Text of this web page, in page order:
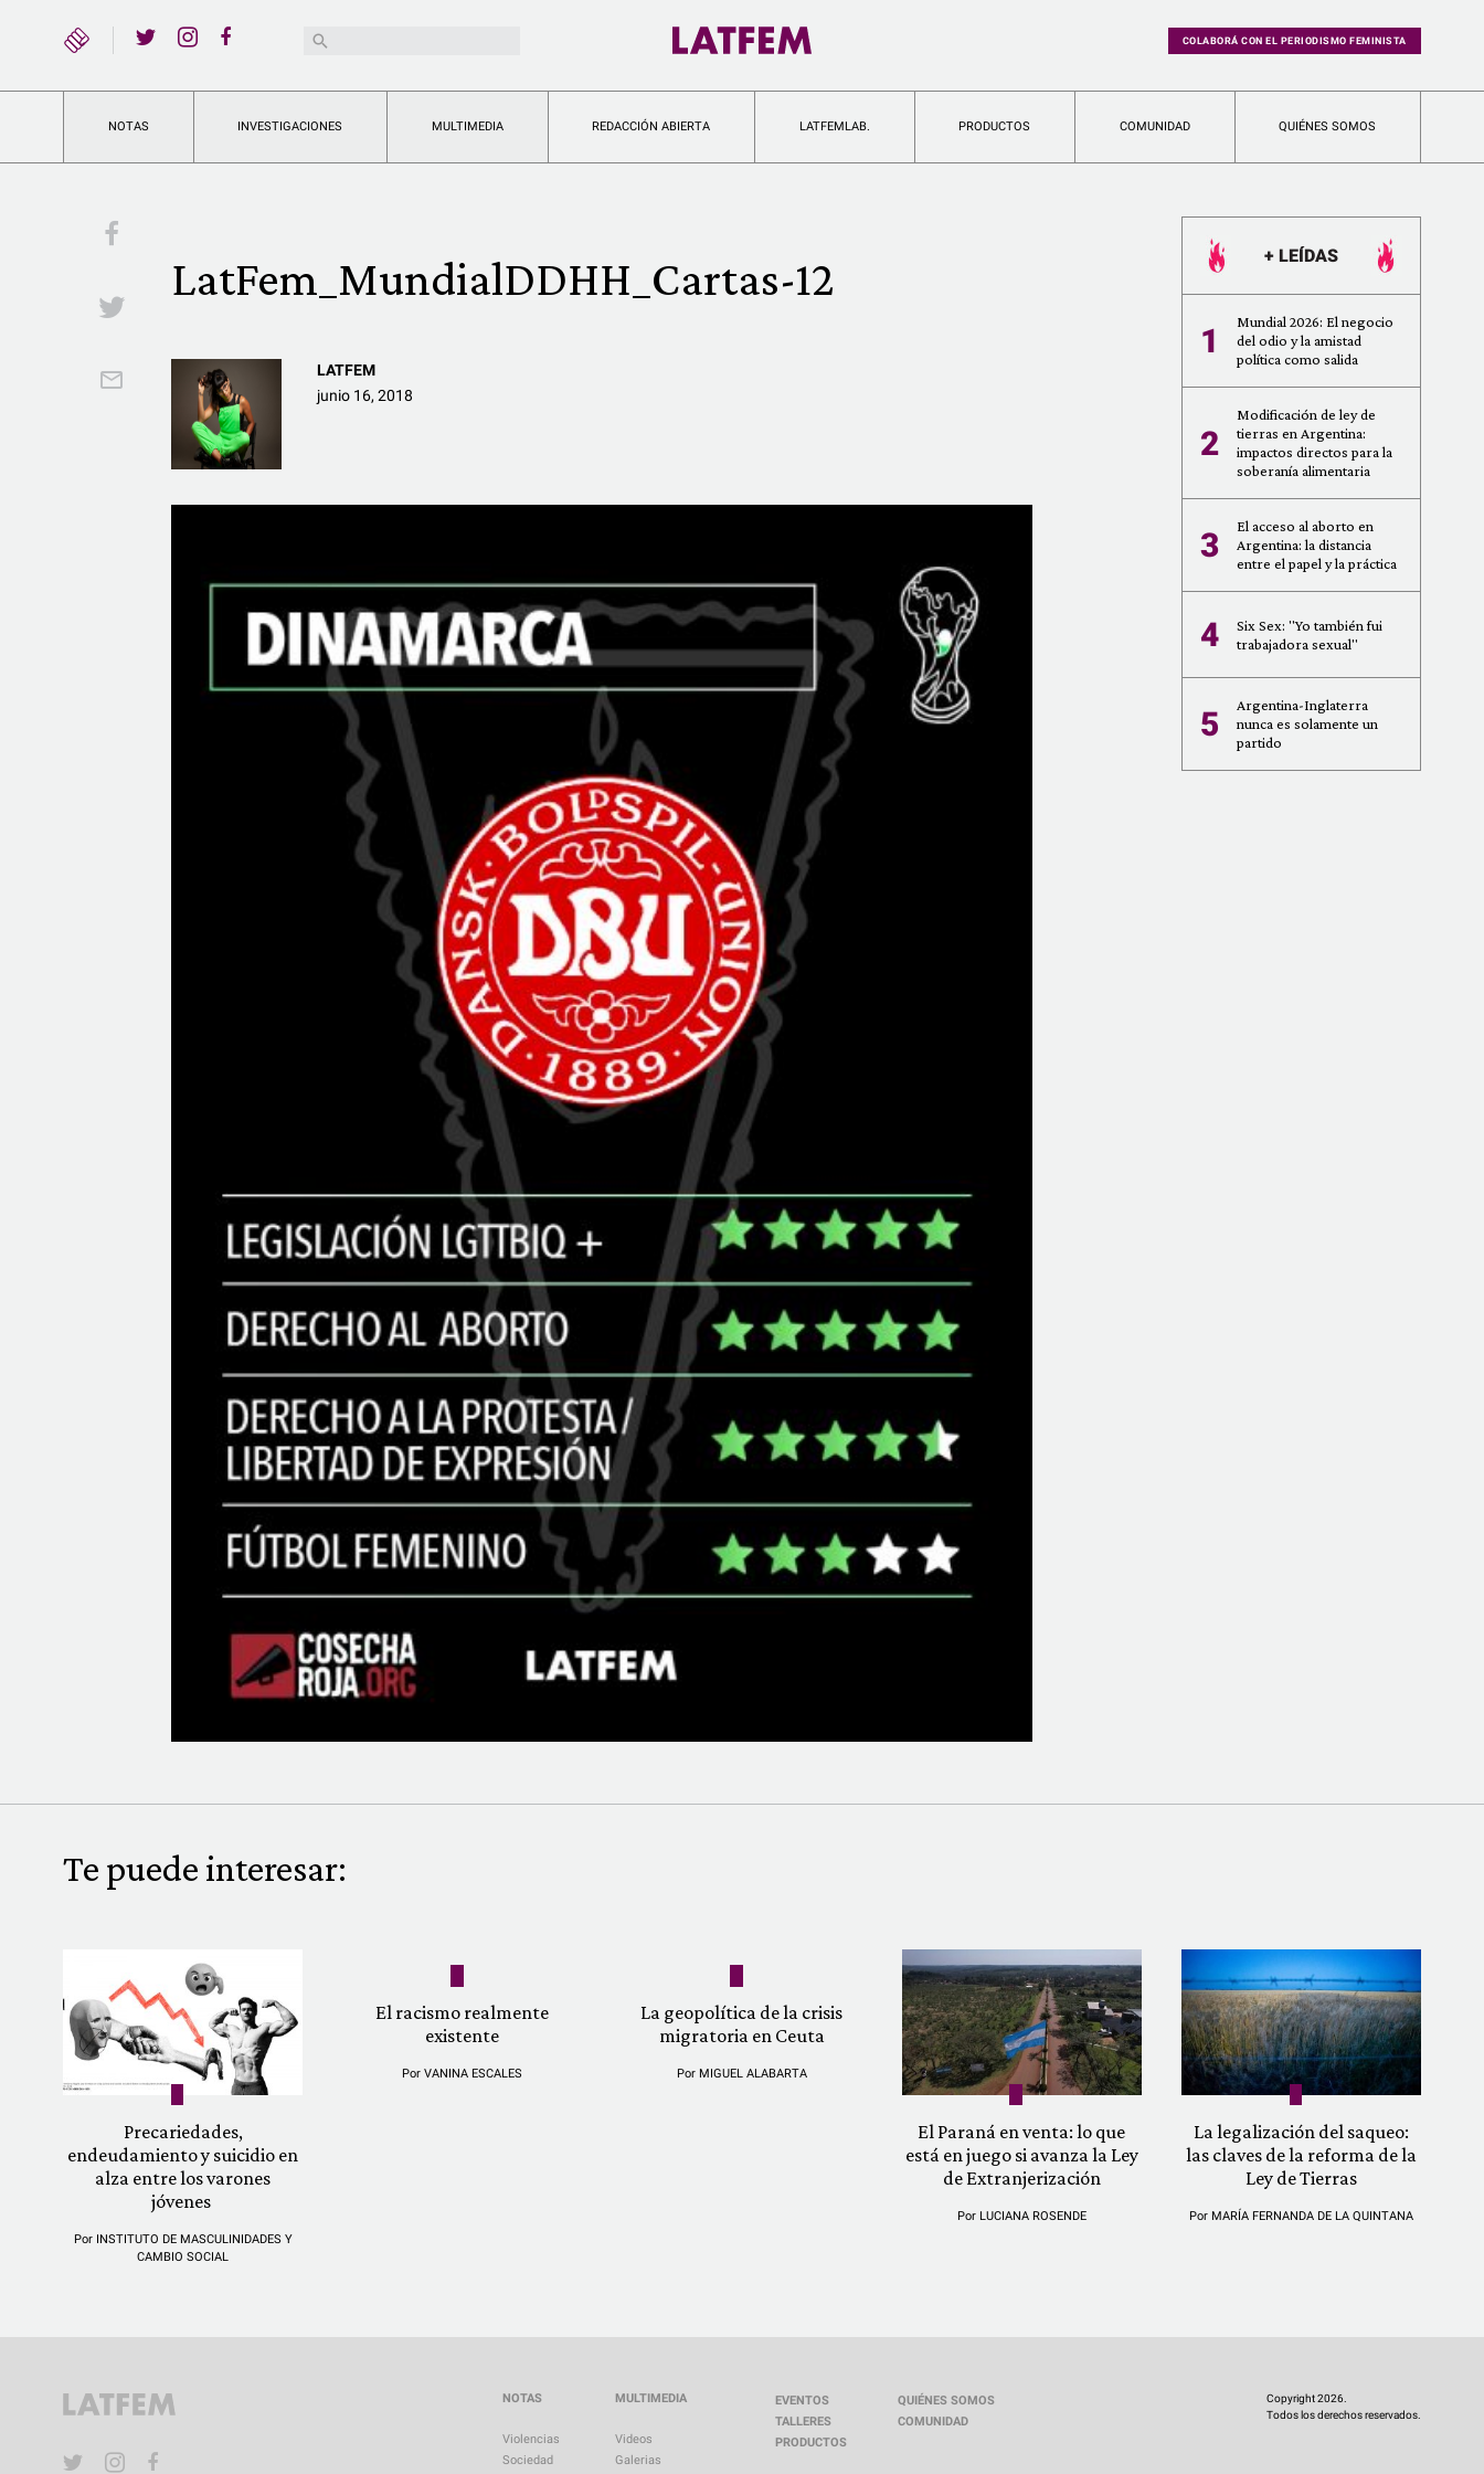
YouTubeBuscar: COLABORÁ CON EL PERIODISMO FEMINISTA
NOTAS INVESTIGACIONES MULTIMEDIA REDACCIÓN ABIERTA LATFEMLAB. PRODUCTOS COMUNIDAD QUIÉNES SOMOS
LatFem_MundialDDHH_Cartas-12
LATFEM
junio 16, 2018
+ LEÍDAS
1
Mundial 2026: El negocio
del odio y la amistad
política como salida
2
Modificación de ley de
tierras en Argentina:
impactos directos para la
soberanía alimentaria
3
El acceso al aborto en
Argentina: la distancia
entre el papel y la práctica
4
Six Sex: "Yo también fui
trabajadora sexual"
5
Argentina-Inglaterra
nunca es solamente un
partido
Te puede interesar:
Precariedades,
endeudamiento y suicidio en
alza entre los varones
jóvenes
Por INSTITUTO DE MASCULINIDADES Y
CAMBIO SOCIAL
El racismo realmente
existente
PorVANINA ESCALES
La geopolítica de la crisis
migratoria en Ceuta
Por MIGUEL ALABARTA
El Paraná en venta: lo que
está en juego si avanza la Ley
de Extranjerización
Por LUCIANA ROSENDE
La legalización del saqueo:
las claves de la reforma de la
Ley de Tierras
Por MARÍA FERNANDA DE LA QUINTANA
NOTAS
Violencias
Sociedad
MULTIMEDIA
Videos
Galerias
EVENTOS
TALLERES
PRODUCTOS
QUIÉNES SOMOS
COMUNIDAD
Copyright 2026.
Todos los derechos reservados.